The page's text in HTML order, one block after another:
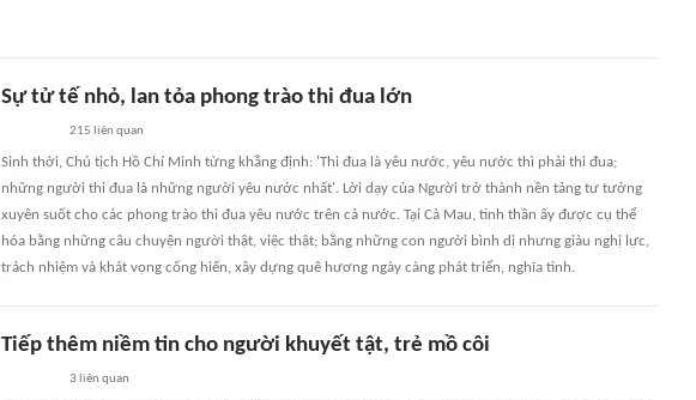
Sự tử tế nhỏ, lan tỏa phong trào thi đua lớn
215 liên quan
Sinh thời, Chủ tịch Hồ Chí Minh từng khẳng định: 'Thi đua là yêu nước, yêu nước thì phải thi đua;
những người thi đua là những người yêu nước nhất'. Lời dạy của Người trở thành nền tảng tư tưởng
xuyên suốt cho các phong trào thi đua yêu nước trên cả nước. Tại Cà Mau, tinh thần ấy được cụ thể
hóa bằng những câu chuyện người thật, việc thật; bằng những con người bình dị nhưng giàu nghị lực,
trách nhiệm và khát vọng cống hiến, xây dựng quê hương ngày càng phát triển, nghĩa tình.
Tiếp thêm niềm tin cho người khuyết tật, trẻ mồ côi
3 liên quan